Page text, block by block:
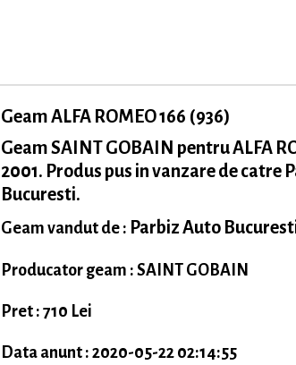
Geam ALFA ROMEO 166 (936)
Geam SAINT GOBAIN pentru ALFA
2001. Produs pus in vanzare de catre
Bucuresti.
Geam vandut de : Parbiz Auto
Producator geam : SAINT GOBAIN
Pret : 710 Lei
Data anunt : 2020-05-22 02:14:55